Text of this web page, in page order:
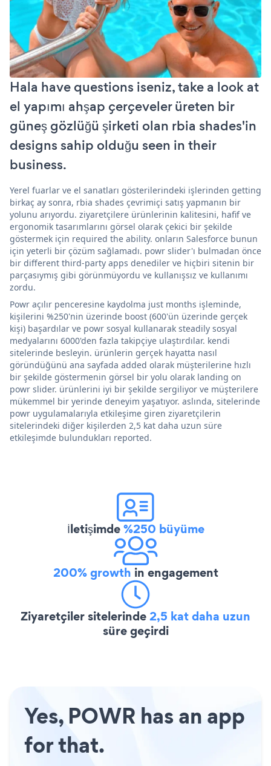
Hala have questions iseniz, take a look at
el yapımı ahşap çerçeveler üreten bir
güneş gözlüğü şirketi olan rbia shades'in
designs sahip olduğu seen in their
business.
Yerel fuarlar ve el sanatları gösterilerindeki işlerinden getting
birkaç ay sonra, rbia shades çevrimiçi satış yapmanın bir
yolunu arıyordu. ziyaretçilere ürünlerinin kalitesini, hafif ve
ergonomik tasarımlarını görsel olarak çekici bir şekilde
göstermek için required the ability. onların Salesforce bunun
için yeterli bir çözüm sağlamadı. powr slider'ı bulmadan önce
bir different third-party apps denediler ve hiçbiri sitenin bir
parçasıymış gibi görünmüyordu ve kullanışsız ve kullanımı
zordu.
Powr açılır penceresine kaydolma just months işleminde,
kişilerini %250'nin üzerinde boost (600'ün üzerinde gerçek
kişi) başardılar ve powr sosyal kullanarak steadily sosyal
medyalarını 6000'den fazla takipçiye ulaştırdılar. kendi
sitelerinde besleyin. ürünlerin gerçek hayatta nasıl
göründüğünü ana sayfada added olarak müşterilerine hızlı
bir şekilde göstermenin görsel bir yolu olarak landing on
powr slider. ürünlerini iyi bir şekilde sergiliyor ve müşterilere
mükemmel bir yerinde deneyim yaşatıyor. aslında, sitelerinde
powr uygulamalarıyla etkileşime giren ziyaretçilerin
sitelerindeki diğer kişilerden 2,5 kat daha uzun süre
etkileşimde bulundukları reported.
İletişimde%250 büyüme
200% growth in engagement
Ziyaretçiler sitelerinde2,5 kat daha uzun
süre geçirdi
Yes, POWR has an app
for that.